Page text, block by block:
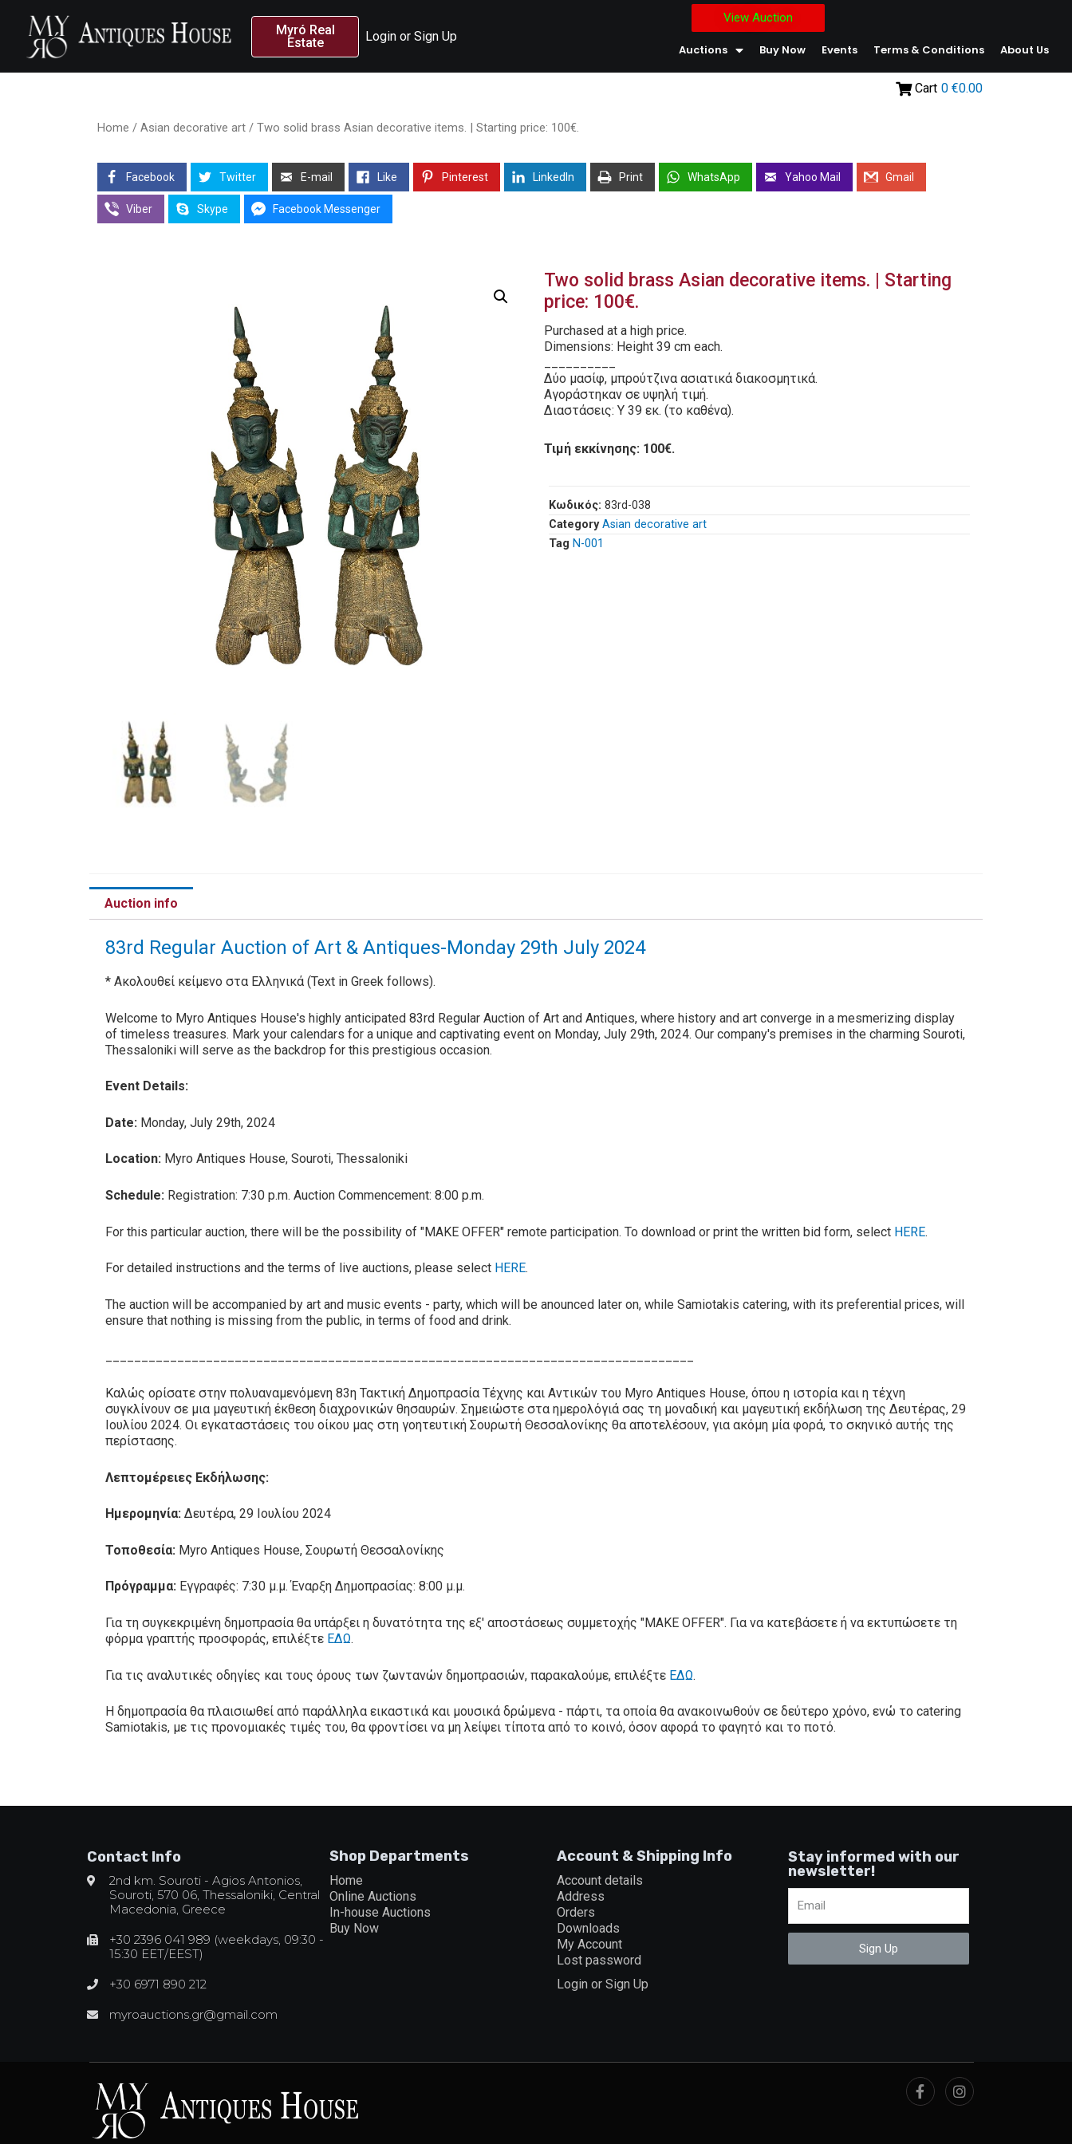
Myró Real
Estate
Login or Sign Up
View Auction
Auctions Buy Now Events Terms & Conditions About Us
Cart 0 €0.00
Home / Asian decorative art / Two solid brass Asian decorative items. | Starting price: 100€.
Facebook Twitter E-mail Like Pinterest LinkedIn Print WhatsApp Yahoo Mail Gmail
Viber Skype Facebook Messenger
Two solid brass Asian decorative items. | Starting
price: 100€.
Purchased at a high price.
Dimensions: Height 39 cm each.
Δύο μασίφ, μπρούτζινα ασιατικά διακοσμητικά.
Αγοράστηκαν σε υψηλή τιμή.
Διαστάσεις: Υ 39 εκ. (το καθένα).
Τιμή εκκίνησης: 100€.
Κωδικός: 83rd-038
Category Asian decorative art
Tag Ν-001
Auction info
83rd Regular Auction of Art & Antiques-Monday 29th July 2024
* Ακολουθεί κείμενο στα Ελληνικά (Text in Greek follows).
Welcome to Myro Antiques House's highly anticipated 83rd Regular Auction of Art and Antiques, where history and art converge in a mesmerizing display
of timeless treasures. Mark your calendars for a unique and captivating event on Monday, July 29th, 2024. Our company's premises in the charming Souroti,
Thessaloniki will serve as the backdrop for this prestigious occasion.
Event Details:
Date: Monday, July 29th, 2024
Location: Myro Antiques House, Souroti, Thessaloniki
Schedule: Registration: 7:30 p.m. Auction Commencement: 8:00 p.m.
For this particular auction, there will be the possibility of "MAKE OFFER" remote participation. To download or print the written bid form, select HERE.
For detailed instructions and the terms of live auctions, please select HERE.
The auction will be accompanied by art and music events - party, which will be anounced later on, while Samiotakis catering, with its preferential prices, will
ensure that nothing is missing from the public, in terms of food and drink.
Καλώς ορίσατε στην πολυαναμενόμενη 83η Τακτική Δημοπρασία Τέχνης και Αντικών του Myro Antiques House, όπου η ιστορία και η τέχνη
συγκλίνουν σε μια μαγευτική έκθεση διαχρονικών θησαυρών. Σημειώστε στα ημερολόγιά σας τη μοναδική και μαγευτική εκδήλωση της Δευτέρας, 29
Ιουλίου 2024. Οι εγκαταστάσεις του οίκου μας στη γοητευτική Σουρωτή Θεσσαλονίκης θα αποτελέσουν, για ακόμη μία φορά, το σκηνικό αυτής της
περίστασης.
Λεπτομέρειες Εκδήλωσης:
Ημερομηνία: Δευτέρα, 29 Ιουλίου 2024
Τοποθεσία: Myro Antiques House, Σουρωτή Θεσσαλονίκης
Πρόγραμμα: Εγγραφές: 7:30 μ.μ. Έναρξη Δημοπρασίας: 8:00 μ.μ.
Για τη συγκεκριμένη δημοπρασία θα υπάρξει η δυνατότητα της εξ' αποστάσεως συμμετοχής "MAKE OFFER". Για να κατεβάσετε ή να εκτυπώσετε τη
φόρμα γραπτής προσφοράς, επιλέξτε ΕΔΩ.
Για τις αναλυτικές οδηγίες και τους όρους των ζωντανών δημοπρασιών, παρακαλούμε, επιλέξτε ΕΔΩ.
Η δημοπρασία θα πλαισιωθεί από παράλληλα εικαστικά και μουσικά δρώμενα - πάρτι, τα οποία θα ανακοινωθούν σε δεύτερο χρόνο, ενώ το catering
Samiotakis, με τις προνομιακές τιμές του, θα φροντίσει να μη λείψει τίποτα από το κοινό, όσον αφορά το φαγητό και το ποτό.
Contact Info
2nd km. Souroti - Agios Antonios,
Souroti, 570 06, Thessaloniki, Central
Macedonia, Greece
+30 2396 041 989 (weekdays, 09:30 -
15:30 EET/EEST)
+30 6971 890 212
myroauctions.gr@gmail.com
Shop Departments
Home
Online Auctions
In-house Auctions
Buy Now
Account & Shipping Info
Account details
Address
Orders
Downloads
My Account
Lost password
Login or Sign Up
Stay informed with our
newsletter!
Sign Up